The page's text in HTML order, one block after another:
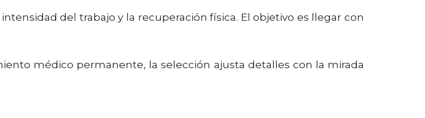
del trabajo y la recuperación física. El objetivo es llegar con
médico permanente, la selección ajusta detalles con la mirada